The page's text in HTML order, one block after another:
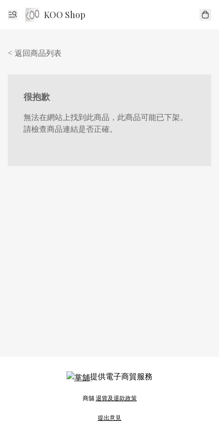
KOO Shop
< 返回商品列表
很抱歉
無法在網站上找到此商品，此商品可能已下架。
請檢查商品連結是否正確。
提供電子商貿服務
商舖退貨及退款政策
提出意見